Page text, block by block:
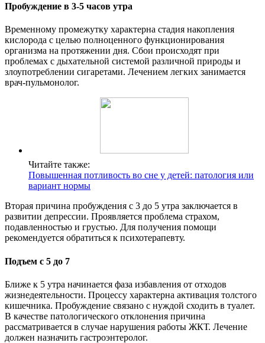
Пробуждение в 3-5 часов утра
Временному промежутку характерна стадия накопления
кислорода с целью полноценного функционирования
организма на протяжении дня. Сбои происходят при
проблемах с дыхательной системой различной природы и
злоупотреблении сигаретами. Лечением легких занимается
врач-пульмонолог.
Читайте также:
Повышенная потливость во сне у детей: патология или
вариант нормы
Вторая причина пробуждения с 3 до 5 утра заключается в
развитии депрессии. Проявляется проблема страхом,
подавленностью и грустью. Для получения помощи
рекомендуется обратиться к психотерапевту.
Подъем с 5 до 7
Ближе к 5 утра начинается фаза избавления от отходов
жизнедеятельности. Процессу характерна активация толстого
кишечника. Пробуждение связано с нуждой сходить в туалет.
В качестве патологического отклонения причина
рассматривается в случае нарушения работы ЖКТ. Лечение
должен назначить гастроэнтеролог.